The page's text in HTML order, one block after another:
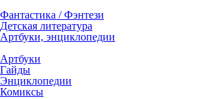
Фантастика / Фэнтези
Детская литература
Артбуки, энциклопедии
Артбуки
Гайды
Энциклопедии
Комиксы